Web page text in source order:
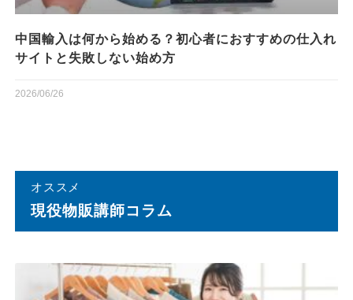
中国輸入は何から始める？初心者におすすめの仕入れ
サイトと失敗しない始め方
2026/06/26
オススメ
現役物販講師コラム